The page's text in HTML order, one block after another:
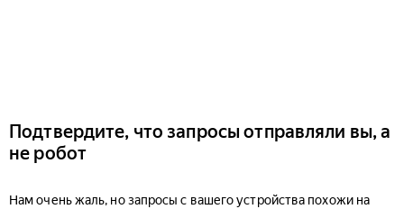
Подтвердите, что запросы отправляли вы, а
не робот
Нам очень жаль, но запросы с вашего устройства похожи на